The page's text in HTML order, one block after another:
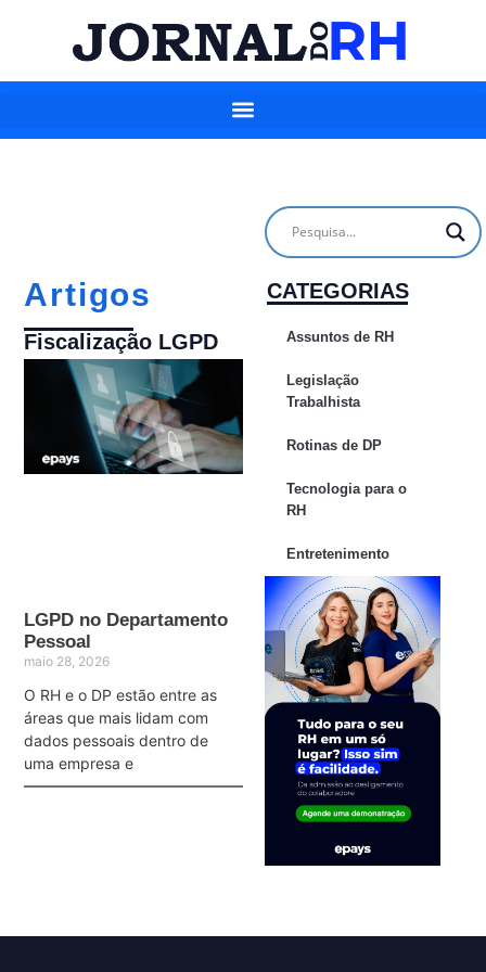
Artigos
Fiscalização LGPD
LGPD no Departamento
Pessoal
maio 28, 2026
O RH e o DP estão entre as
áreas que mais lidam com
dados pessoais dentro de
uma empresa e
CATEGORIAS
Assuntos de RH
Legislação
Trabalhista
Rotinas de DP
Tecnologia para o
RH
Entretenimento